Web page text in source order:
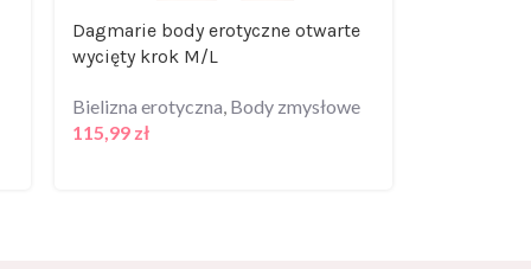
Dagmarie body erotyczne otwarte
wycięty krok M/L
Bielizna erotyczna, Body zmysłowe
115,99 zł